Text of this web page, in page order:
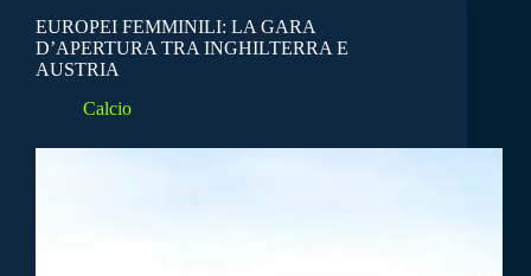
EUROPEI FEMMINILI: LA GARA
D’APERTURA TRA INGHILTERRA E
AUSTRIA
Calcio